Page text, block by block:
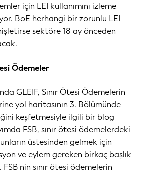
için LEI kullanımını izleme
BoE herhangi bir zorunlu LEI
sektöre 18 ay önceden
Ödemeler
GLEIF, Sınır Ötesi Ödemelerin
yol haritasının 3. Bölümünde
keşfetmesiyle ilgili bir blog
FSB, sınır ötesi ödemelerdeki
üstesinden gelmek için
ve eylem gereken birkaç başlık
FSB'nin sınır ötesi ödemelerin